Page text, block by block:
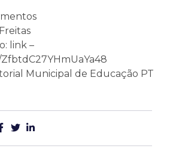
link –
Municipal de Educação PT